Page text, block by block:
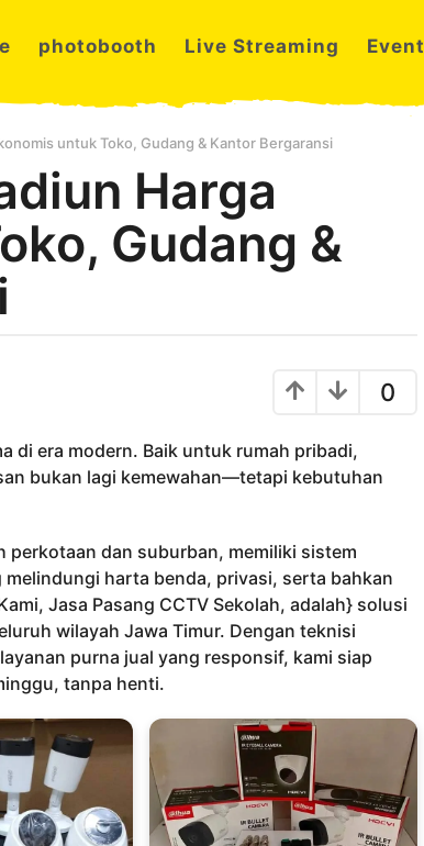
photobooth Live Streaming Event
untuk Toko, Gudang & Kantor Bergaransi
Harga
Gudang &
0
di era modern. Baik untuk rumah pribadi,
bukan lagi kemewahan—tetapi kebutuhan
perkotaan dan suburban, memiliki sistem
harta benda, privasi, serta bahkan
Jasa Pasang CCTV Sekolah, adalah} solusi
wilayah Jawa Timur. Dengan teknisi
purna jual yang responsif, kami siap
tanpa henti.